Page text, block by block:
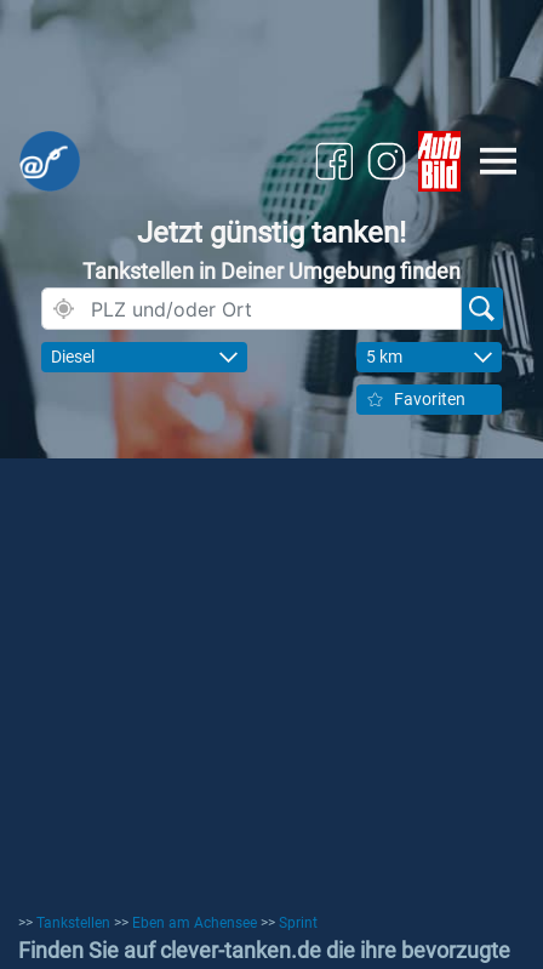
Jetzt günstig tanken!
Tankstellen in Deiner Umgebung finden
Diesel 5 km
Favoriten
>> Tankstellen >> Eben am Achensee >> Sprint
Finden Sie auf clever-tanken.de die ihre bevorzugte